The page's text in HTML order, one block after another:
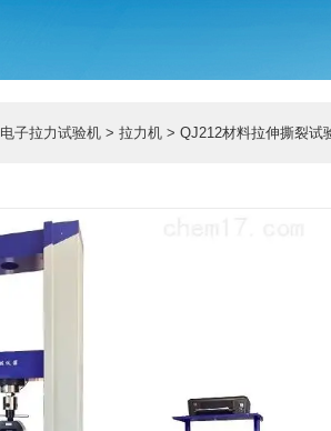
电子拉力试验机 > 拉力机 > QJ212材料拉伸撕裂试